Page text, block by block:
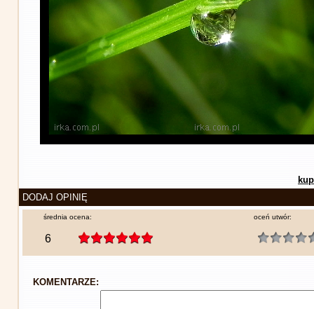
DODAJ OPINIĘ
średnia ocena:
6
oceń utwór:
KOMENTARZE: